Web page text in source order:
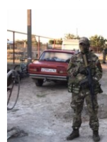
SÜRET
BLOGLAR
FİKİR
Русский
Українською